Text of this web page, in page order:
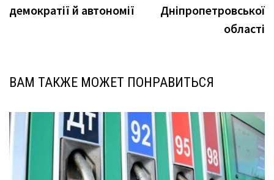
демократії й автономії
Дніпропетровської
області
ВАМ ТАКЖЕ МОЖЕТ ПОНРАВИТЬСЯ